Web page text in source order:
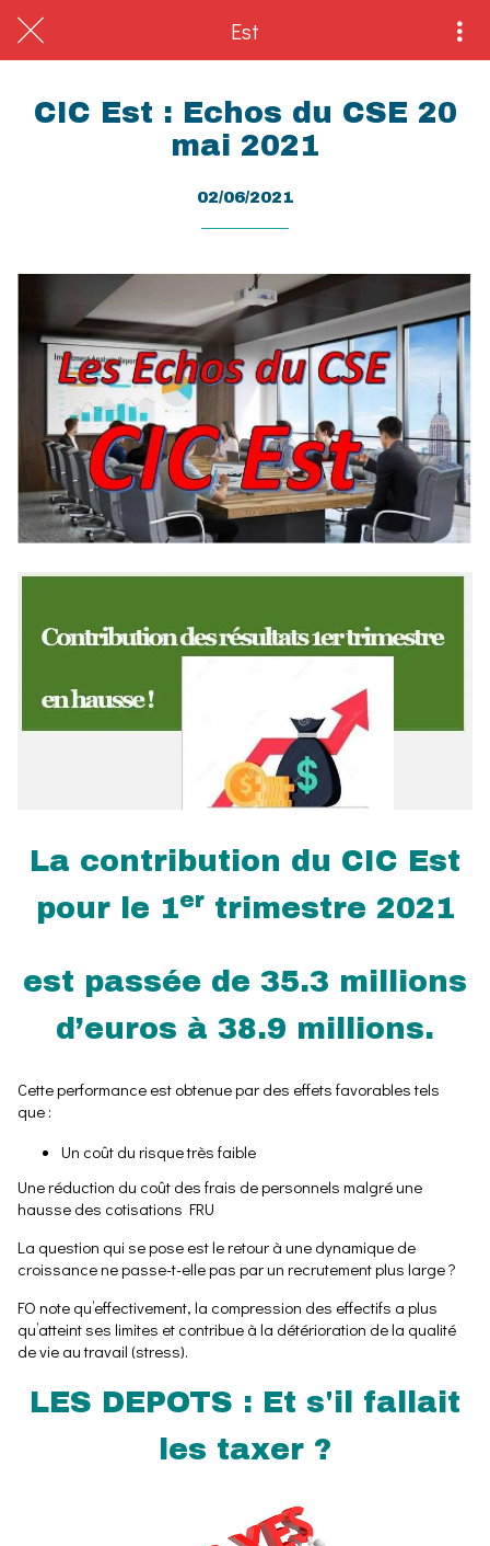
Est
CIC Est : Echos du CSE 20
mai 2021
02/06/2021
La contribution du CIC Est
pour le 1ertrimestre 2021
est passée de 35.3 millions
d’euros à 38.9 millions.
Cette performance est obtenue par des effets favorables tels
que :
Un coût du risque très faible
Une réduction du coût des frais de personnels malgré une
hausse des cotisations FRU
La question qui se pose est le retour à une dynamique de
croissance ne passe-t-elle pas par un recrutement plus large ?
FO note qu’effectivement, la compression des effectifs a plus
qu’atteint ses limites et contribue à la détérioration de la qualité
de vie au travail (stress).
LES DEPOTS : Et s'il fallait
les taxer ?